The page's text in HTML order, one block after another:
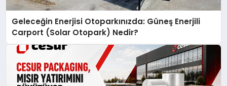
Geleceğin Enerjisi Otoparkınızda: Güneş Enerjili
Carport (Solar Otopark) Nedir?